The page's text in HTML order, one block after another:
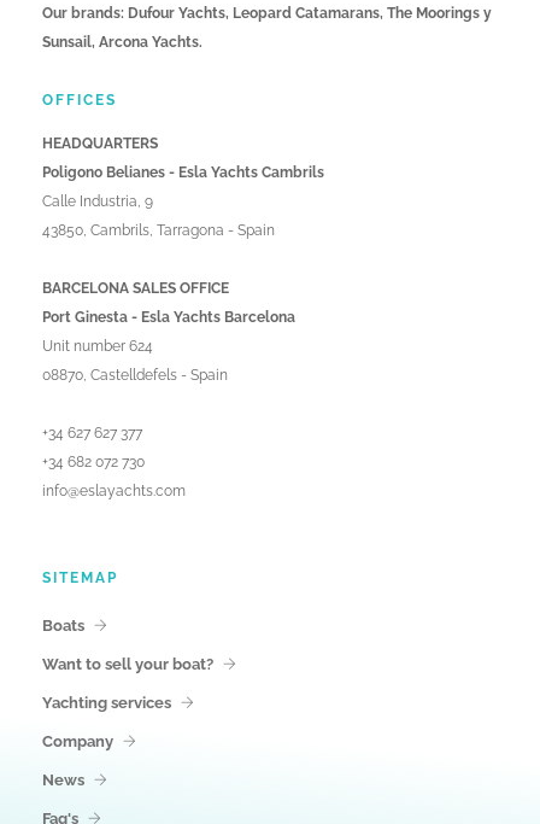
Our brands: Dufour Yachts, Leopard Catamarans, The Moorings y
Sunsail, Arcona Yachts.
OFFICES
HEADQUARTERS
Poligono Belianes - Esla Yachts Cambrils
Calle Industria, 9
43850, Cambrils, Tarragona - Spain
BARCELONA SALES OFFICE
Port Ginesta - Esla Yachts Barcelona
Unit number 624
08870, Castelldefels - Spain
+34 627 627 377
+34 682 072 730
info@eslayachts.com
SITEMAP
Boats
Want to sell your boat?
Yachting services
Company
News
Faq's